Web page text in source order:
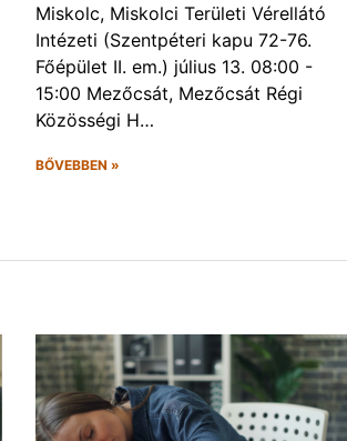
Miskolc, Miskolci Területi Vérellátó
Intézeti (Szentpéteri kapu 72-76.
Főépület II. em.) július 13. 08:00 -
15:00 Mezőcsát, Mezőcsát Régi
Közösségi H…
BŐVEBBEN »